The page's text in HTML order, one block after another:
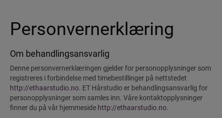
Personvernerklæring
Om behandlingsansvarlig
Denne personvernerklæringen gjelder for personopplysninger som
registreres i forbindelse med timebestillinger på nettstedet
http://ethaarstudio.no. ET Hårstudio er behandlingsansvarlig for
personopplysninger som samles inn. Våre kontaktopplysninger
finner du på vår hjemmeside http://ethaarstudio.no.